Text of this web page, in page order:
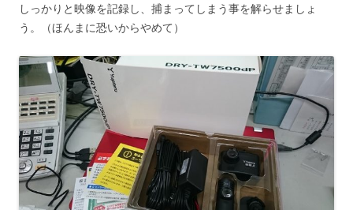
しっかりと映像を記録し、捕まってしまう事を解らせましょ
う。（ほんまに恐いからやめて）